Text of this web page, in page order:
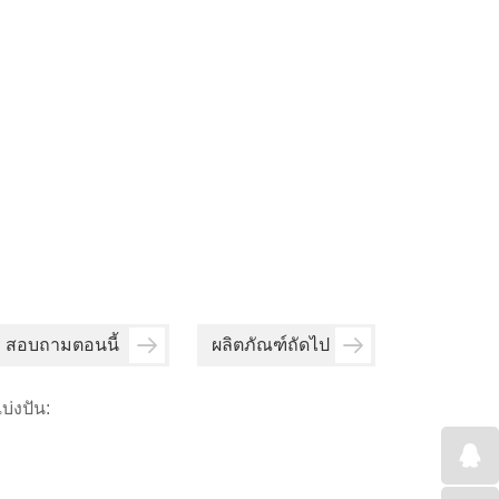
สอบถามตอนนี้ ผลิตภัณฑ์ถัดไป
งปัน: